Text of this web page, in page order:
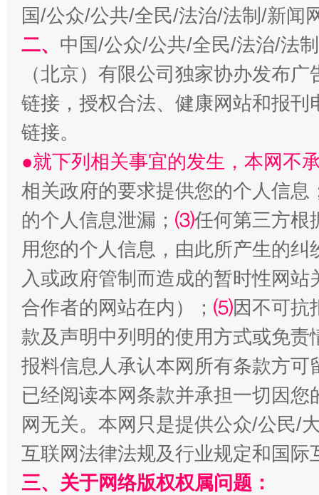
国/公众/公共/全民/法治/法制/新闻
二、 中国/公众/公共/全民/法治/法
（北京）有限公司独家协办发布
链接，授权合法、健康网站和报
链接。
●就下列相关事宜的发生，本网不
相关政府的要求提供您的个人信息
的个人信息泄漏； ⑶任何第三方根
用您的个人信息，由此所产生的纠
入或政府管制而造成的暂时性网
合作者的网站在内）； ⑸因不可抗
款及声明中列明的使用方式或免责
报料信息人承认本网所有条款方
已经阅读本网条款并承担一切因
网无关。本网只是提供公众/公民/
互联网法律法规及行业规定和国
三、关于网络版权权属问题：